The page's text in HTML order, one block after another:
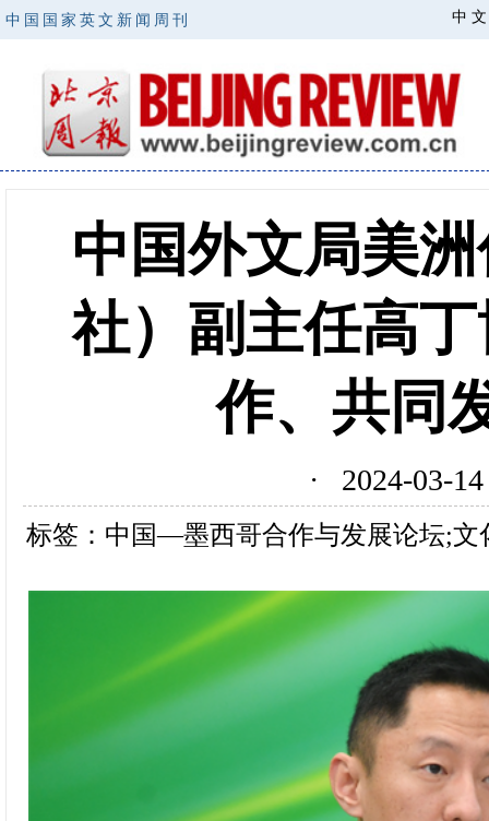
中国国家英文新闻周刊 中 文
中国外文局美
社）副主任高
作、共同
· 2024-03-
标签：中国—墨西哥合作与发展论坛;文